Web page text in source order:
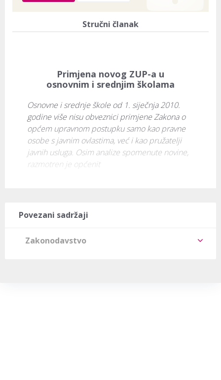
Stručni članak
Primjena novog ZUP-a u
osnovnim i srednjim školama
Osnovne i srednje škole od 1. siječnja 2010.
godine više nisu obveznici primjene Zakona o
općem upravnom postupku samo kao pravne
osobe s javnim ovlastima, već i kao pružatelji
javnih usluga. Osim analize spomenute novine,
razmotren je općenit
Povezani sadržaji
Zakonodavstvo